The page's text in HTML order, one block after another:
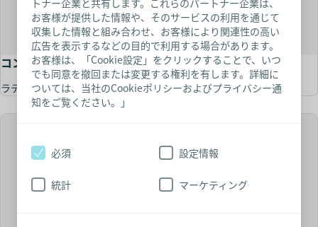
トナー企業と共有します。これらのパートナー企業は、
お客様が提供した情報や、そのサービスの利用を通じて
収集した情報と組み合わせ、お客様により関連性の高い
広告を表示するなどの目的で利用する場合があります。
お客様は、「Cookie設定」をクリックすることで、いつ
でも同意を撤回または変更する権利を有します。詳細に
ついては、当社のCookieポリシーおよびプライバシー通
知をご覧ください。」
必須 設定情報
統計 マーケティング
コンビーン コンドーム型収尿器
ラテックス（天然ゴム）製 コンドーム型収尿器